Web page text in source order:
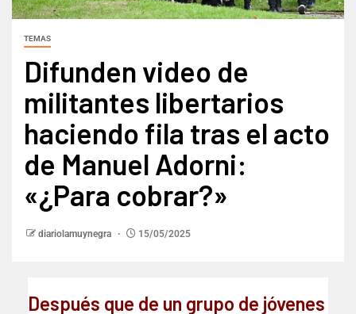
TEMAS
Difunden video de
militantes libertarios
haciendo fila tras el acto
de Manuel Adorni:
«¿Para cobrar?»
diariolamuynegra 15/05/2025
Después que de un grupo de jóvenes